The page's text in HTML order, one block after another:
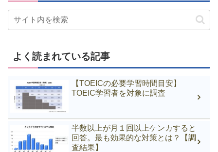
よく読まれている記事
【TOEICの必要学習時間目安】
TOEIC学習者を対象に調査
半数以上が月１回以上ケンカすると
回答。最も効果的な対策とは？【調
査結果】